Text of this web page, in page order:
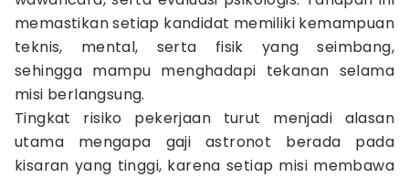
memastikan setiap kandidat memiliki kemampuan
teknis, mental, serta fisik yang seimbang,
sehingga mampu menghadapi tekanan selama
misi berlangsung.
Tingkat risiko pekerjaan turut menjadi alasan
utama mengapa gaji astronot berada pada
kisaran yang tinggi, karena setiap misi membawa